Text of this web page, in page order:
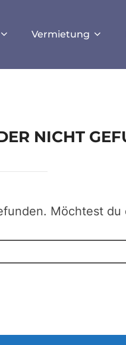
Vermietung
NICHT
Möchtest du